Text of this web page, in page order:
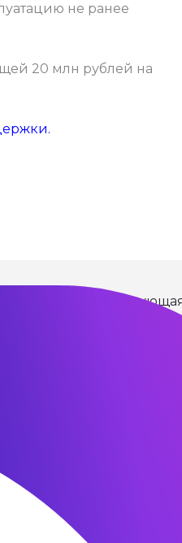
не ранее
20 млн рублей на
.
ответить на